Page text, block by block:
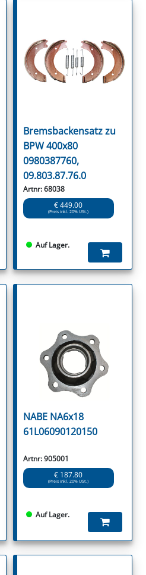
Bremsbackensatz zu
BPW 400x80
0980387760,
09.803.87.76.0
Artnr: 68038
€ 449.00
(Preis inkl. 20% USt.)
Auf Lager.
NABE NA6x18
61L06090120150
Artnr: 905001
€ 187.80
(Preis inkl. 20% USt.)
Auf Lager.